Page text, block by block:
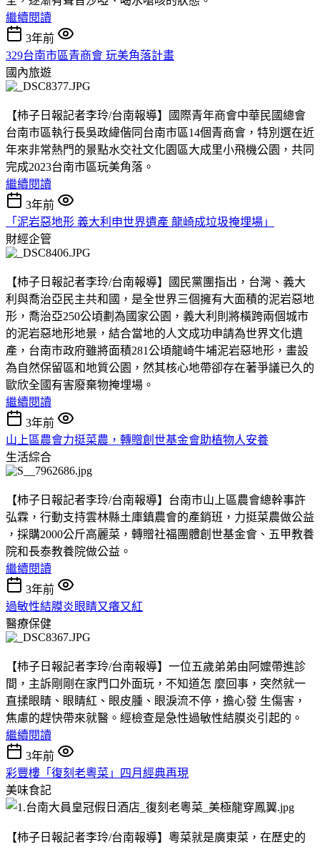
繼續閱讀
3年前
329台南市區青商會 玩美角落計畫
國內旅遊
【柿子日報記者李玲/台南報導】國際青年商會中華民國總會
台南市區執行長吳政緯偕同台南市區14個青商會，特別選在近
年來非常熱門的景點水交社文化園區大成里小飛機公園，共同
完成2023台南市區玩美角落。
繼續閱讀
3年前
「泥岩惡地形 義大利申世界遺產 龍崎成垃圾掩埋場」
財經企管
【柿子日報記者李玲/台南報導】國民黨團指出，台灣、義大
利與喬治亞民主共和國，是全世界三個擁有大面積的泥岩惡地
形，喬治亞250公頃劃為國家公園，義大利則將橫跨兩個城市
的泥岩惡地形地景，結合當地的人文成功申請為世界文化遺
產，台南市政府雖將面積281公頃龍崎牛埔泥岩惡地形，畫設
為自然保留區和地質公園，然其核心地帶卻存在著爭議已久的
歐欣全國有害廢棄物掩埋場。
繼續閱讀
3年前
山上區農會力挺菜農，轉贈創世基金會助植物人安養
生活綜合
【柿子日報記者李玲/台南報導】台南市山上區農會總幹事許
弘霖，行動支持雲林縣土庫鎮農會的產銷班，力挺菜農做公益
，採購2000公斤高麗菜，轉贈社福團體創世基金會、五甲教養
院和長泰教養院做公益。
繼續閱讀
3年前
過敏性結膜炎眼睛又癢又紅
醫療保健
【柿子日報記者李玲/台南報導】一位五歲弟弟由阿嬤帶進診
間，主訴剛剛在家門口外面玩，不知道怎 麼回事，突然就一
直揉眼睛、眼睛紅、眼皮腫、眼淚流不停，擔心發 生傷害，
焦慮的趕快帶來就醫。經檢查是急性過敏性結膜炎引起的。
繼續閱讀
3年前
彩豐樓「復刻老粵菜」四月經典再現
美味食記
【柿子日報記者李玲/台南報導】粵菜就是廣東菜，在歷史的